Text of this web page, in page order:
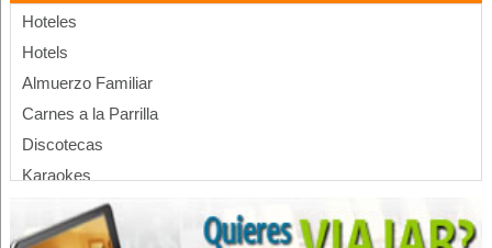
Hoteles
Hotels
Almuerzo Familiar
Carnes a la Parrilla
Discotecas
Karaokes
Restaurantes